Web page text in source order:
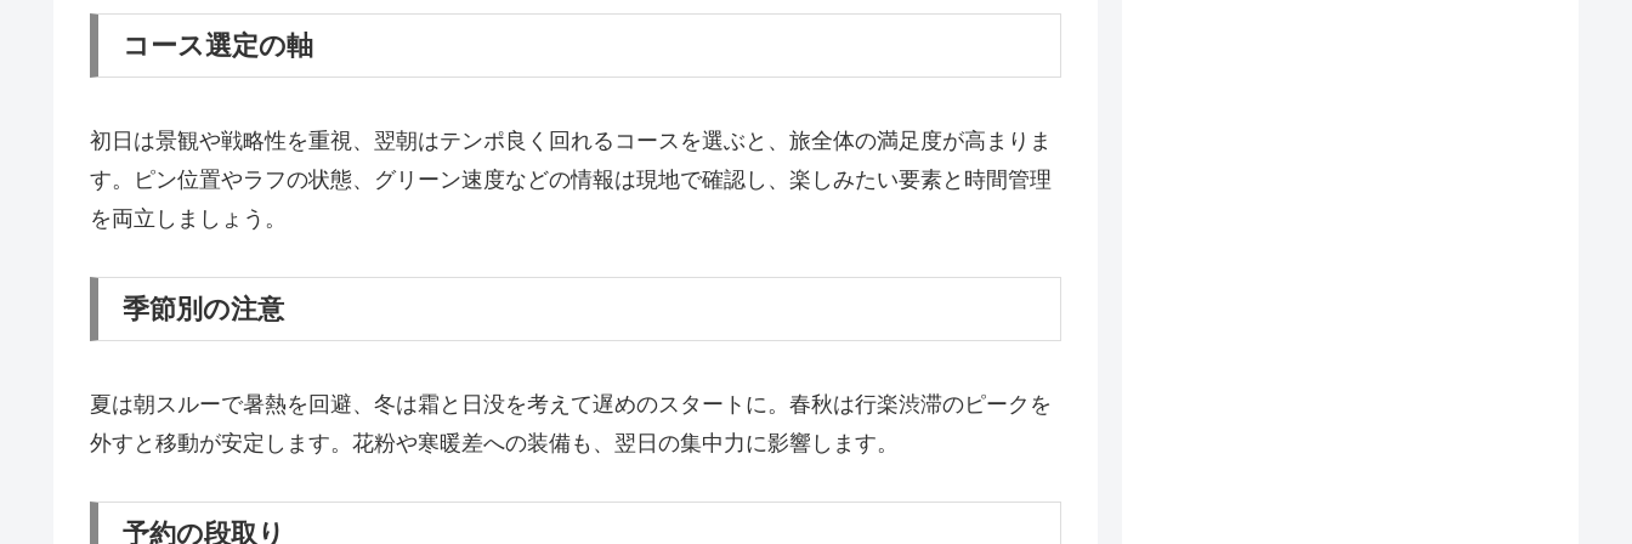
コース選定の軸
初日は景観や戦略性を重視、翌朝はテンポ良く回れるコースを選ぶと、旅全体の満足度が高まりま
す。ピン位置やラフの状態、グリーン速度などの情報は現地で確認し、楽しみたい要素と時間管理
を両立しましょう。
季節別の注意
夏は朝スルーで暑熱を回避、冬は霜と日没を考えて遅めのスタートに。春秋は行楽渋滞のピークを
外すと移動が安定します。花粉や寒暖差への装備も、翌日の集中力に影響します。
予約の段取り